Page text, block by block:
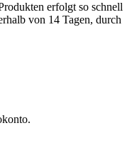
erfolgt so schnell
von 14 Tagen, durch